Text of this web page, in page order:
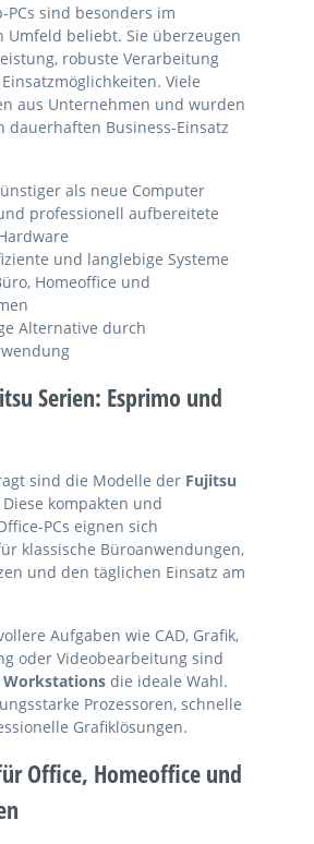
PCs sind besonders im
Umfeld beliebt. Sie überzeugen
robuste Verarbeitung
Viele
aus Unternehmen und wurden
dauerhaften Business-Einsatz
als neue Computer
professionell aufbereitete
und langlebige Systeme
Homeoffice und
Alternative durch
Serien: Esprimo und
sind die Modelle der Fujitsu
Diese kompakten und
PCs eignen sich
klassische Büroanwendungen,
und den täglichen Einsatz am
Aufgaben wie CAD, Grafik,
oder Videobearbeitung sind
Workstations die ideale Wahl.
Prozessoren, schnelle
Grafiklösungen.
Office, Homeoffice und